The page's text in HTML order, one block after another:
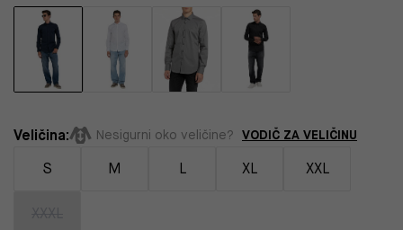
Veličina: Nesigurni oko veličine? VODIČ ZA VELIČINU
S M L XL XXL